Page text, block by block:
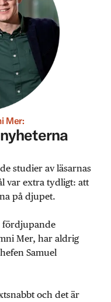
Mer:
studier av läsarnas
var extra tydligt: att
på djupet.
fördjupande
Mer, har aldrig
Samuel
och det är